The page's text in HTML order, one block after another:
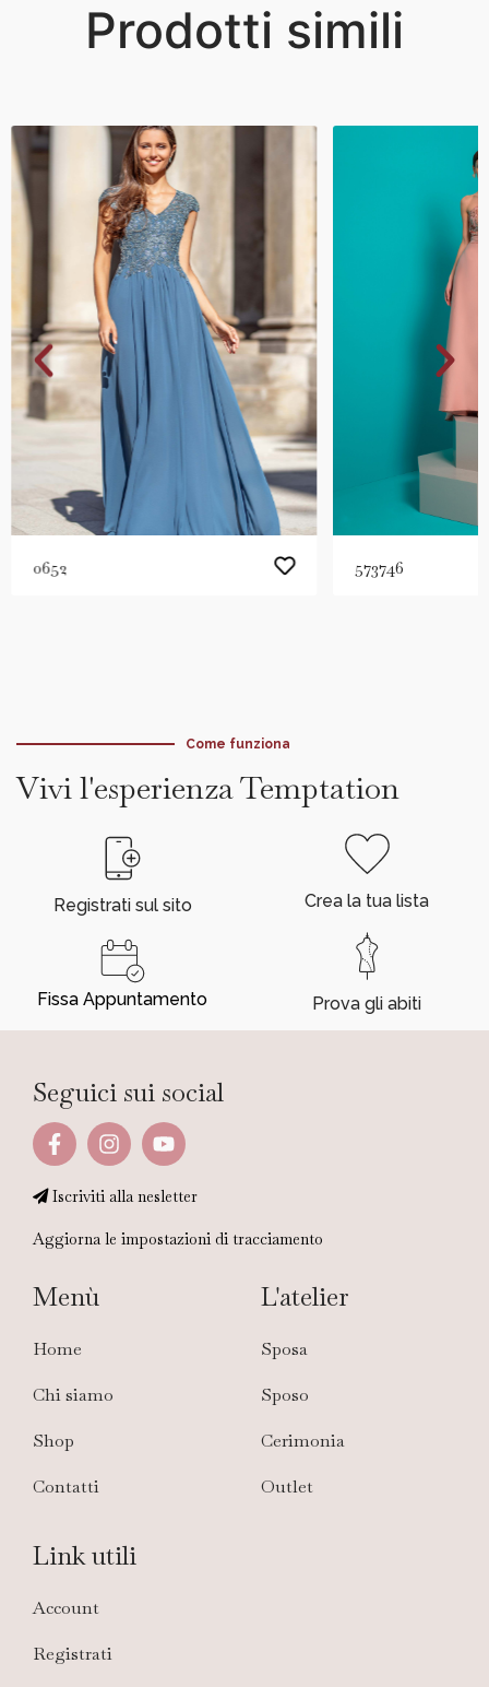
Prodotti simili
0652 573746
Come funziona
Vivi l'esperienza Temptation
Registrati sul sito
Fissa Appuntamento
Crea la tua lista
Prova gli abiti
Seguici sui social
Iscriviti alla nesletter
Aggiorna le impostazioni di tracciamento
Menù
Home
Chi siamo
Shop
Contatti
L'atelier
Sposa
Sposo
Cerimonia
Outlet
Link utili
Account
Registrati